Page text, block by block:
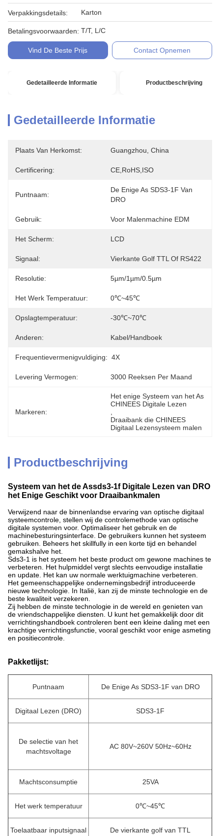
Verpakkingsdetails: Karton
Betalingsvoorwaarden: T/T, L/C
Vind De Beste Prijs Contact Opnemen
Gedetailleerde Informatie Productbeschrijving
Gedetailleerde Informatie
Plaats Van Herkomst: Guangzhou, China
Certificering: CE,RoHS,ISO
Puntnaam:
De Enige As SDS3-1F Van
DRO
Gebruik: Voor Malenmachine EDM
Het Scherm: LCD
Signaal: Vierkante Golf TTL Of RS422
Resolutie: 5µm/1µm/0.5µm
Het Werk Temperatuur: 0℃~45℃
Opslagtemperatuur: -30℃~70℃
Anderen: Kabel/Handboek
Frequentievermenigvuldiging: 4X
Levering Vermogen: 3000 Reeksen Per Maand
Markeren:
Het enige Systeem van het As
CHINEES Digitale Lezen
Draaibank die CHINEES
Digitaal Lezensysteem malen
Productbeschrijving
Systeem van het de Assds3-1f Digitale Lezen van DRO
het Enige Geschikt voor Draaibankmalen
Verwijzend naar de binnenlandse ervaring van optische digitaal
systeemcontrole, stellen wij de controlemethode van optische
digitale systemen voor. Optimaliseer het gebruik en de
machinebesturingsinterface. De gebruikers kunnen het systeem
gebruiken. Beheers het skillfully in een korte tijd en behandel
gemakshalve het.
Sds3-1 is het systeem het beste product om gewone machines te
verbeteren. Het hulpmiddel vergt slechts eenvoudige installatie
en update. Het kan uw normale werktuigmachine verbeteren.
Het gemeenschappelijke ondernemingsbedrijf introduceerde
nieuwe technologie. In Italië, kan zij de minste technologie en de
beste kwaliteit verzekeren.
Zij hebben de minste technologie in de wereld en genieten van
de vriendschappelijke diensten. U kunt het gemakkelijk door dit
verrichtingshandboek controleren bent een kleine daling met een
krachtige verrichtingsfunctie, vooral geschikt voor enige asmeting
en positiecontrole.
Pakketlijst:
Puntnaam De Enige As SDS3-1F van DRO
Digitaal Lezen (DRO) SDS3-1F
De selectie van het
machtsvoltage
AC 80V~260V 50Hz~60Hz
Machtsconsumptie 25VA
Het werk temperatuur 0℃~45℃
Toelaatbaar inputsignaal De vierkante golf van TTL